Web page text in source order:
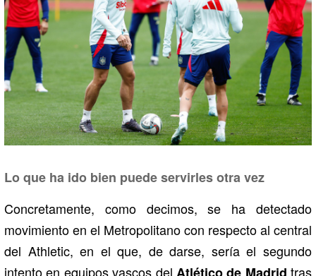
Lo que ha ido bien puede servirles otra vez
Concretamente, como decimos, se ha detectado
movimiento en el Metropolitano con respecto al central
del Athletic, en el que, de darse, sería el segundo
intento en equipos vascos del Atlético de Madrid tras